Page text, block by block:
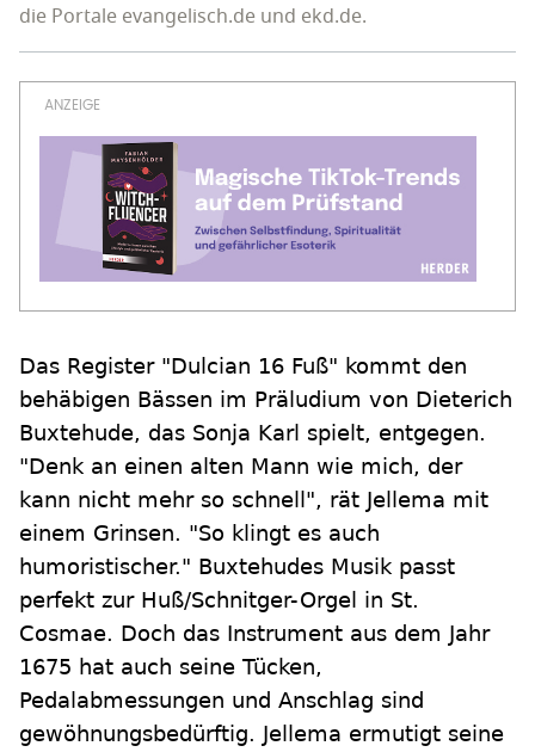
die Portale evangelisch.de und ekd.de.
Das Register "Dulcian 16 Fuß" kommt den
behäbigen Bässen im Präludium von Dieterich
Buxtehude, das Sonja Karl spielt, entgegen.
"Denk an einen alten Mann wie mich, der
kann nicht mehr so schnell", rät Jellema mit
einem Grinsen. "So klingt es auch
humoristischer." Buxtehudes Musik passt
perfekt zur Huß/Schnitger-Orgel in St.
Cosmae. Doch das Instrument aus dem Jahr
1675 hat auch seine Tücken,
Pedalabmessungen und Anschlag sind
gewöhnungsbedürftig. Jellema ermutigt seine